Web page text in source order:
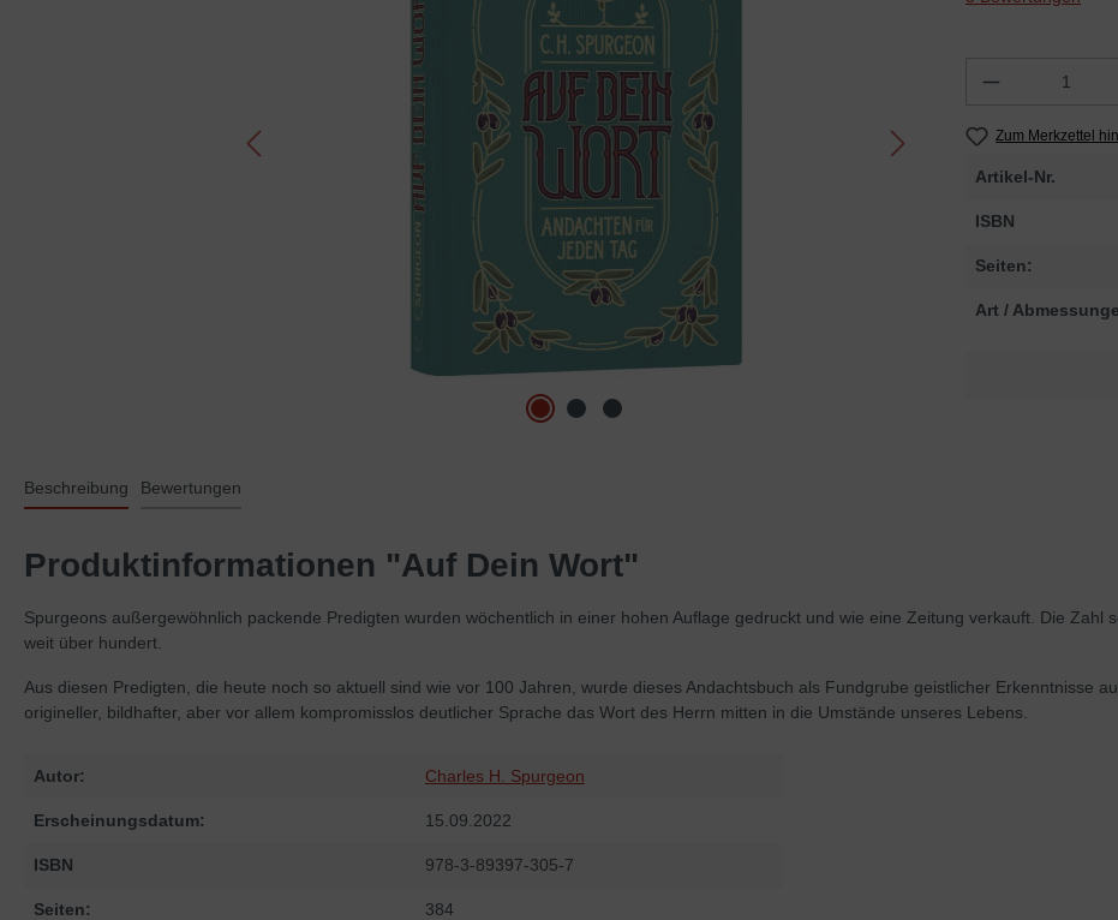
Zum Merkzettel
Artikel-Nr.
ISBN
Seiten:
Art /
Beschreibung Bewertungen
Produktinformationen "Auf Dein Wort"
Spurgeons außergewöhnlich packende Predigten wurden wöchentlich in einer hohen Auflage gedruckt und wie eine Zeitung verkauft. Die
weit über hundert.
Aus diesen Predigten, die heute noch so aktuell sind wie vor 100 Jahren, wurde dieses Andachtsbuch als Fundgrube geistlicher Erkenntnisse
origineller, bildhafter, aber vor allem kompromisslos deutlicher Sprache das Wort des Herrn mitten in die Umstände unseres Lebens.
Autor: Charles H. Spurgeon
Erscheinungsdatum: 15.09.2022
ISBN 978-3-89397-305-7
Seiten: 384